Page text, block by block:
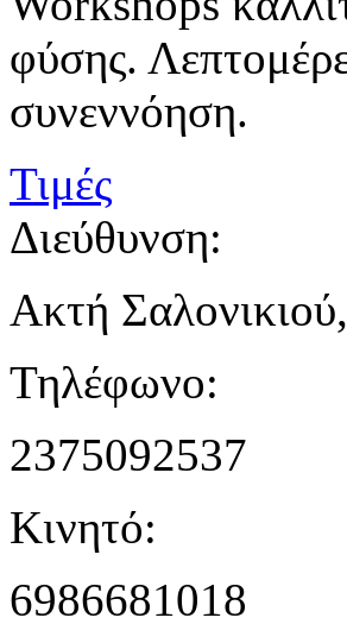
φύσης.
συνεννόηση.
Τιμές
Διεύθυνση:
Ακτή
Τηλέφωνο:
2375092537
Κινητό:
6986681018